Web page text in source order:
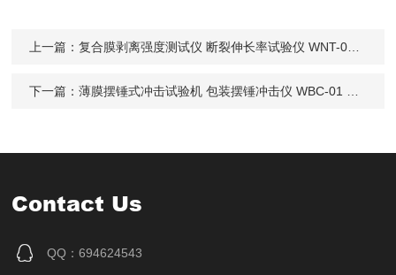
上一篇：复合膜剥离强度测试仪 断裂伸长率试验仪 WNT-03威申科技
下一篇：薄膜摆锤式冲击试验机 包装摆锤冲击仪 WBC-01 威申科技
Contact Us
QQ：694624543